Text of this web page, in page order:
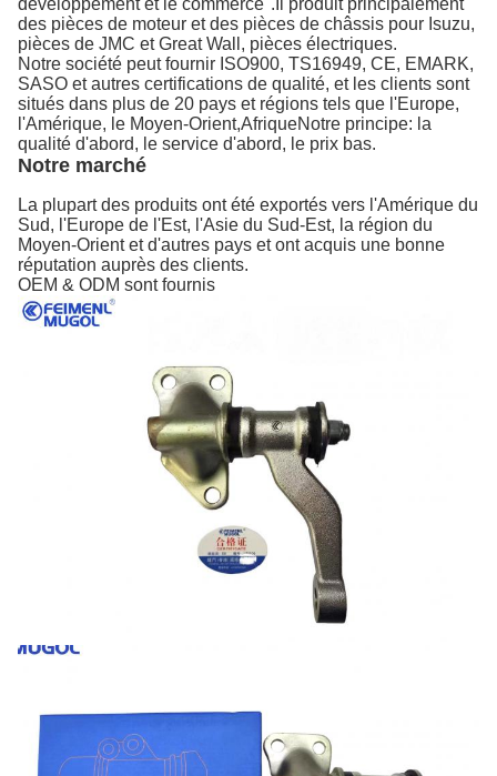
développement et le commerce".Il produit principalement
des pièces de moteur et des pièces de châssis pour Isuzu,
pièces de JMC et Great Wall, pièces électriques.
Notre société peut fournir ISO900, TS16949, CE, EMARK,
SASO et autres certifications de qualité, et les clients sont
situés dans plus de 20 pays et régions tels que l'Europe,
l'Amérique, le Moyen-Orient,AfriqueNotre principe: la
qualité d'abord, le service d'abord, le prix bas.
Notre marché
La plupart des produits ont été exportés vers l'Amérique du
Sud, l'Europe de l'Est, l'Asie du Sud-Est, la région du
Moyen-Orient et d'autres pays et ont acquis une bonne
réputation auprès des clients.
OEM & ODM sont fournis